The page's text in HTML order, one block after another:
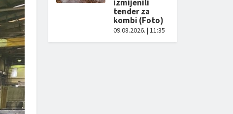
izmijenili
tender za
kombi (Foto)
09.08.2026. | 11:35